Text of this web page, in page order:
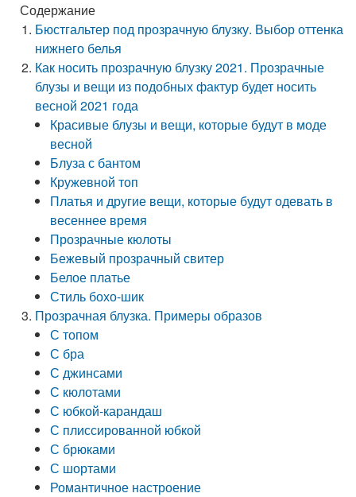
Содержание
Бюстгальтер под прозрачную блузку. Выбор оттенка
нижнего белья
Как носить прозрачную блузку 2021. Прозрачные
блузы и вещи из подобных фактур будет носить
весной 2021 года
Красивые блузы и вещи, которые будут в моде
весной
Блуза с бантом
Кружевной топ
Платья и другие вещи, которые будут одевать в
весеннее время
Прозрачные кюлоты
Бежевый прозрачный свитер
Белое платье
Стиль бохо-шик
Прозрачная блузка. Примеры образов
С топом
С бра
С джинсами
С кюлотами
С юбкой-карандаш
С плиссированной юбкой
С брюками
С шортами
Романтичное настроение